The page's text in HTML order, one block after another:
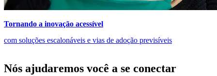
Tornando a inovação acessível
com soluções escalonáveis e vias de adoção previsíveis
Nós ajudaremos você a se conectar